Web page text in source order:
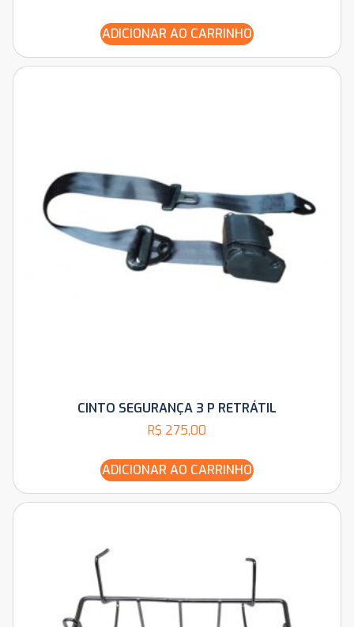
ADICIONAR AO CARRINHO
CINTO SEGURANÇA 3 P RETRÁTIL
R$ 275,00
ADICIONAR AO CARRINHO